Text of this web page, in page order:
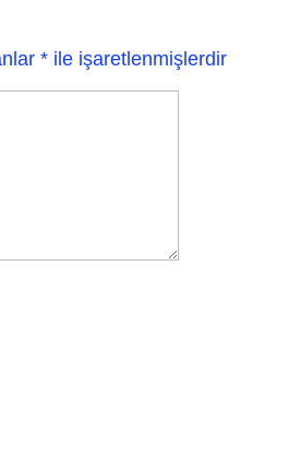
* ile işaretlenmişlerdir